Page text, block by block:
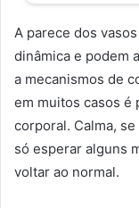
A parece dos
dinâmica e podem
a mecanismos de
em muitos casos é
corporal. Calma,
só esperar alguns
voltar ao normal.